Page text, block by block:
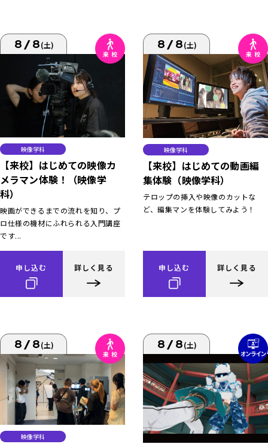
8/8(土)
映像学科
【来校】はじめての映像カ
メラマン体験！（映像学
科）
映画ができるまでの流れを知り、プ
ロ仕様の機材にふれられる入門講座
です...
申し込む 詳しく見る
8/8(土)
映像学科
【来校】はじめての動画編
集体験（映像学科）
テロップの挿入や映像のカットな
ど、編集マンを体験してみよう！
申し込む 詳しく見る
8/8(土)
映像学科
8/8(土)